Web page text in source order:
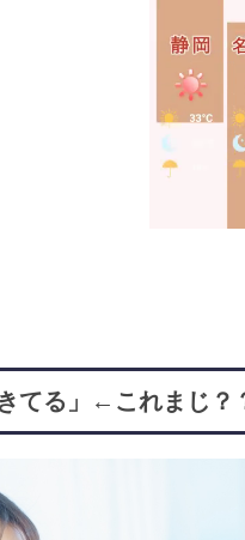
てる」←これまじ？